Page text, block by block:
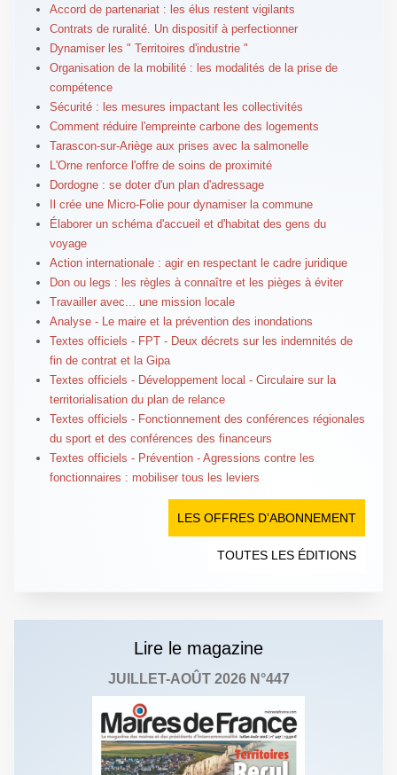
Accord de partenariat : les élus restent vigilants
Contrats de ruralité. Un dispositif à perfectionner
Dynamiser les " Territoires d'industrie "
Organisation de la mobilité : les modalités de la prise de
compétence
Sécurité : les mesures impactant les collectivités
Comment réduire l'empreinte carbone des logements
Tarascon-sur-Ariège aux prises avec la salmonelle
L'Orne renforce l'offre de soins de proximité
Dordogne : se doter d'un plan d'adressage
Il crée une Micro-Folie pour dynamiser la commune
Élaborer un schéma d'accueil et d'habitat des gens du
voyage
Action internationale : agir en respectant le cadre juridique
Don ou legs : les règles à connaître et les pièges à éviter
Travailler avec... une mission locale
Analyse - Le maire et la prévention des inondations
Textes officiels - FPT - Deux décrets sur les indemnités de
fin de contrat et la Gipa
Textes officiels - Développement local - Circulaire sur la
territorialisation du plan de relance
Textes officiels - Fonctionnement des conférences régionales
du sport et des conférences des financeurs
Textes officiels - Prévention - Agressions contre les
fonctionnaires : mobiliser tous les leviers
LES OFFRES D’ABONNEMENT
TOUTES LES ÉDITIONS
Lire le magazine
JUILLET-AOÛT 2026 N°447